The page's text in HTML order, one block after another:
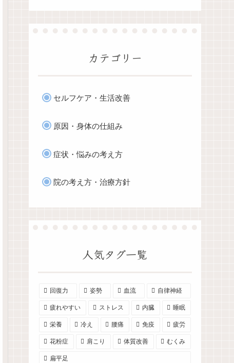
カテゴリー
セルフケア・生活改善
原因・身体の仕組み
症状・悩みの考え方
院の考え方・治療方針
人気タグ一覧
回復力 姿勢 血流 自律神経
疲れやすい ストレス 内臓 睡眠
栄養 冷え 腰痛 免疫 疲労
花粉症 肩こり 体質改善 むくみ
扁平足